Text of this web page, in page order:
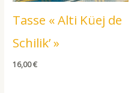
Tasse « Alti Küej de
Schilik’ »
16,00€